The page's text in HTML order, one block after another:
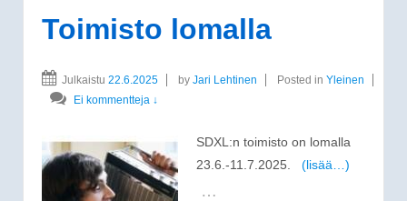
Toimisto lomalla
Julkaistu 22.6.2025 by Jari Lehtinen Posted in Yleinen
Ei kommentteja ↓
SDXL:n toimisto on lomalla
23.6.-11.7.2025. (lisää…)
…